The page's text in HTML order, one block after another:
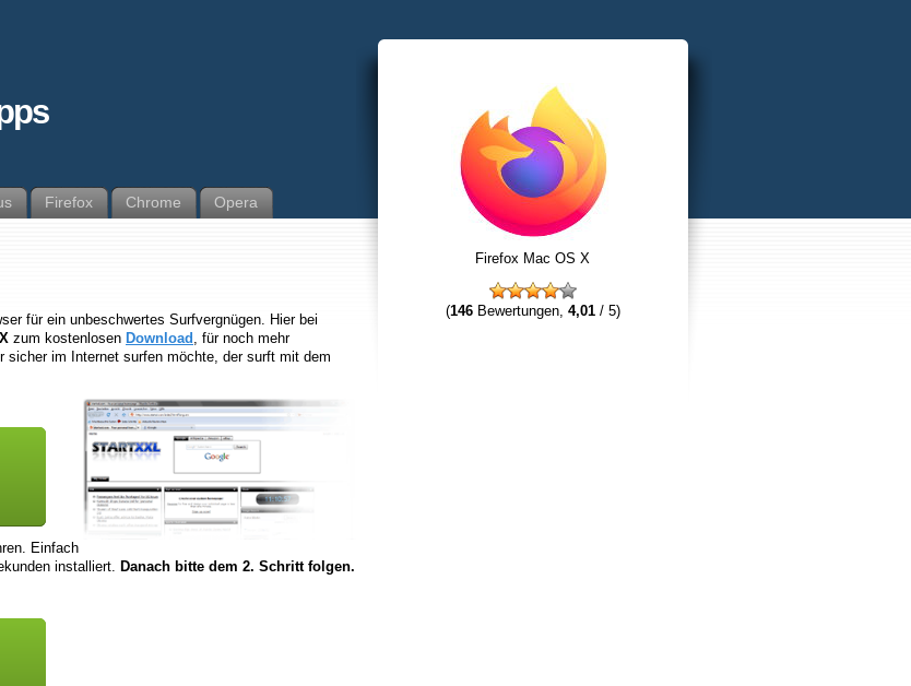
Firefox Chrome Opera
für ein unbeschwertes Surfvergnügen. Hier bei
zum kostenlosen Download , für noch mehr
im Internet surfen möchte, der surft mit dem
Einfach
installiert. Danach bitte dem 2. Schritt folgen.
Firefox Mac OS X
(146Bewertungen, 4,01/ 5)